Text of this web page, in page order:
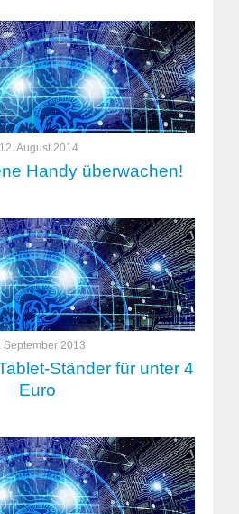
12. August 2014
Handy überwachen!
September 2013
Ständer für unter 4
Euro